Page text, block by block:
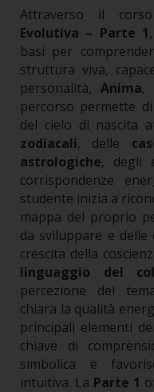
Attraverso il
Evolutiva – Parte 1
basi per
struttura viva,
personalità, Anima,
percorso permette
del cielo di nascita
zodiacali, delle
astrologiche, degli
corrispondenze
studente inizia a
mappa del proprio
da sviluppare e
crescita della
linguaggio del
percezione del
chiara la qualità
principali elementi
chiave di
simbolica e
intuitiva. La Parte 1